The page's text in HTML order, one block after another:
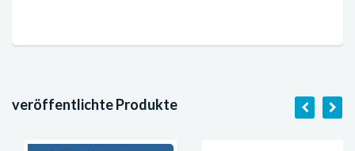
veröffentlichte Produkte